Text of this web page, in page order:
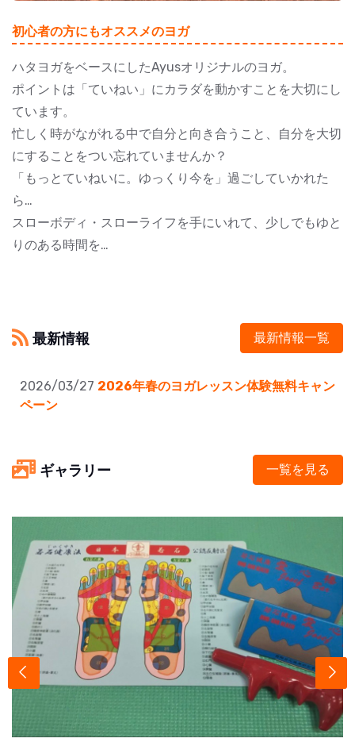
初心者の方にもオススメのヨガ
ハタヨガをベースにしたAyusオリジナルのヨガ。
ポイントは「ていねい」にカラダを動かすことを大切にし
ています。
忙しく時がながれる中で自分と向き合うこと、自分を大切
にすることをつい忘れていませんか？
「もっとていねいに。ゆっくり今を」過ごしていかれた
ら…
スローボディ・スローライフを手にいれて、少しでもゆと
りのある時間を…
最新情報 最新情報一覧
2026/03/27 2026年春のヨガレッスン体験無料キャン
ペーン
ギャラリー 一覧を見る